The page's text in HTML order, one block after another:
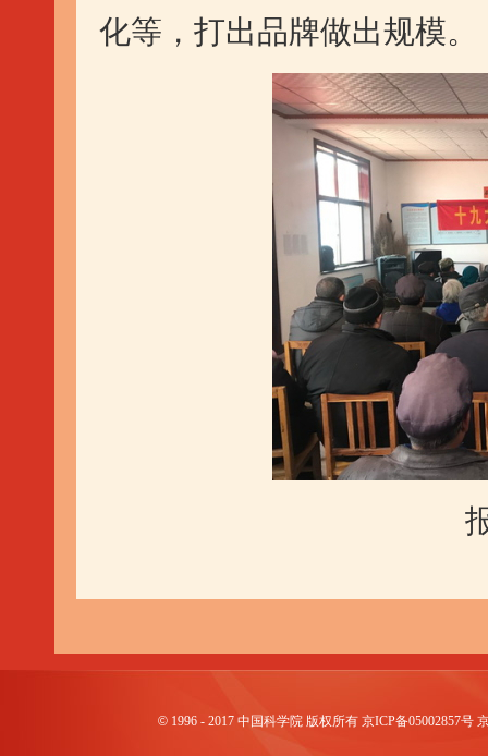
化等，打出品牌做出规模。
© 1996 - 2017 中国科学院 版权所有 京ICP备05002857号